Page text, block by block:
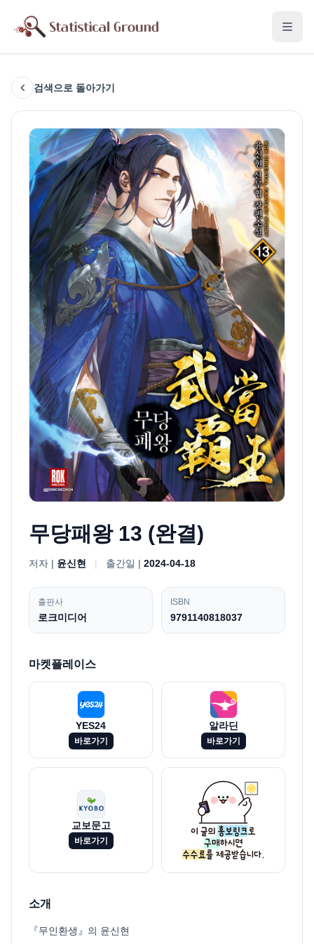
검색으로 돌아가기
무당패왕 13 (완결)
저자 | 윤신현 | 출간일 | 2024-04-18
출판사
로크미디어
ISBN
9791140818037
마켓플레이스
YES24
바로가기
알라딘
바로가기
교보문고
바로가기
소개
『무인환생』의 윤신현